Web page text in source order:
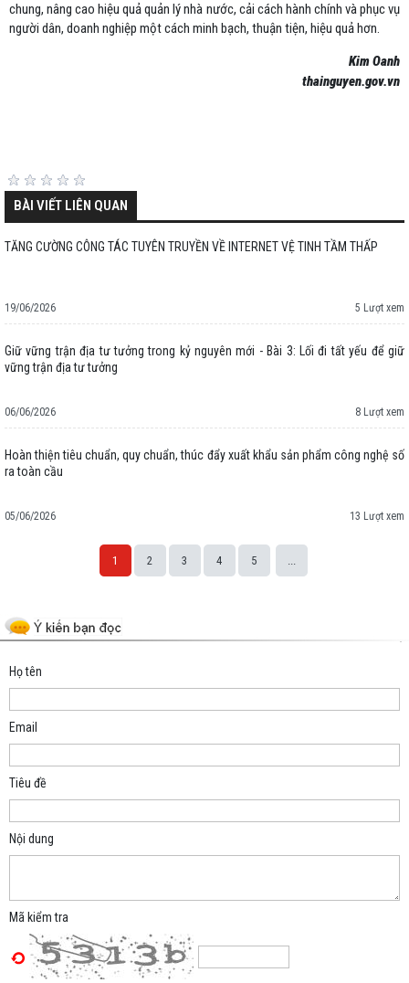
chung, nâng cao hiệu quả quản lý nhà nước, cải cách hành chính và phục vụ
người dân, doanh nghiệp một cách minh bạch, thuận tiện, hiệu quả hơn.
Kim Oanh
thainguyen.gov.vn
BÀI VIẾT LIÊN QUAN
TĂNG CƯỜNG CÔNG TÁC TUYÊN TRUYỀN VỀ INTERNET VỆ TINH TẦM THẤP
19/06/2026 5 Lượt xem
Giữ vững trận địa tư tưởng trong kỷ nguyên mới - Bài 3: Lối đi tất yếu để giữ
vững trận địa tư tưởng
06/06/2026 8 Lượt xem
Hoàn thiện tiêu chuẩn, quy chuẩn, thúc đẩy xuất khẩu sản phẩm công nghệ số
ra toàn cầu
05/06/2026 13 Lượt xem
1 2 3 4 5 ...
Họ tên
Email
Tiêu đề
Nội dung
Mã kiểm tra